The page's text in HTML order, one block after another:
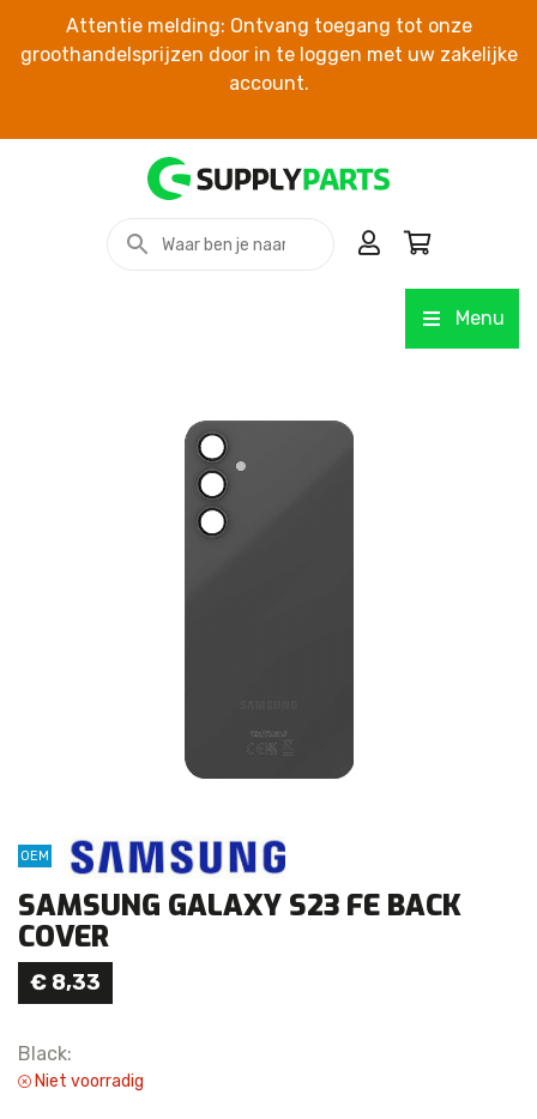
Attentie melding: Ontvang toegang tot onze
groothandelsprijzen door in te loggen met uw zakelijke
account.
Menu
OEM
SAMSUNG GALAXY S23 FE BACK
COVER
€ 8,33
Black:
Niet voorradig